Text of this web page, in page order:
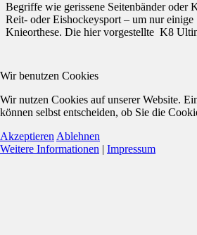
Begriffe wie gerissene Seitenbänder oder
Reit- oder Eishockeysport – um nur
Knieorthese. Die hier vorgestellte K8
Wir benutzen Cookies
Wir nutzen Cookies auf unserer Website.
können selbst entscheiden, ob Sie die
Akzeptieren Ablehnen
Weitere Informationen | Impressum